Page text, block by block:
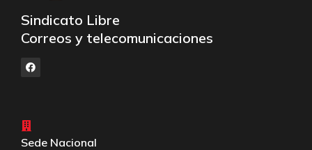
Sindicato Libre
Correos y telecomunicaciones
Sede Nacional